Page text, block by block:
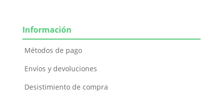
Información
Métodos de pago
Envíos y devoluciones
Desistimiento de compra